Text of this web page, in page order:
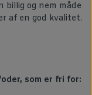
og nem måde
af en god kvalitet.
som er fri for: